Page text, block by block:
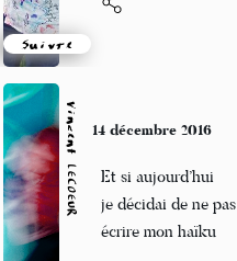
Suivre
Vincent LECŒUR 14 décembre 2016
Et si aujourd’hui
je décidai de ne pas
écrire mon haïku